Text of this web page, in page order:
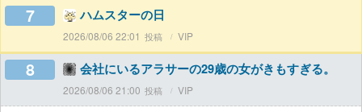
7 ハムスターの日
2026/08/06 22:01 VIP
8 会社にいるアラサーの29歳の女がきもすぎる。
2026/08/06 21:00 VIP